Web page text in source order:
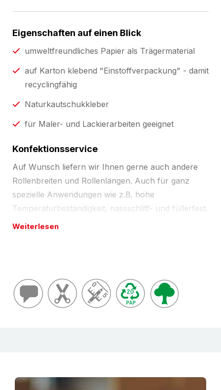
Eigenschaften auf einen Blick
umweltfreundliches Papier als Trägermaterial
auf Karton klebend "Einstoffverpackung" - damit
recyclingfähig
Naturkautschukkleber
für Maler- und Lackierarbeiten geeignet
Konfektionsservice
Auf Wunsch liefern wir Ihnen gerne auch andere
Rollenbreiten und Rollenlängen. Auch für ganz
spezielle Anwendungen wie z.B. hohe
Temperaturbeständigkeit, nassschliff- und füllerfest.
Einsatz beim Sandstrahlen. Rückstandsfreie
Flachkreppband - Kreppband Papier, schwach
gekreppt. "Malerkrepp" zum universellen
Kombination mit einem Naturkautschukkleber.
Weiterlesen